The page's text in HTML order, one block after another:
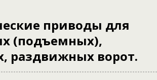
приводы для
(подъемных),
раздвижных ворот.